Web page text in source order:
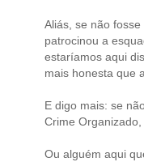
Aliás, se não
patrocinou a
estaríamos aqui
mais honesta que
E digo mais: se
Crime
Ou alguém aqui